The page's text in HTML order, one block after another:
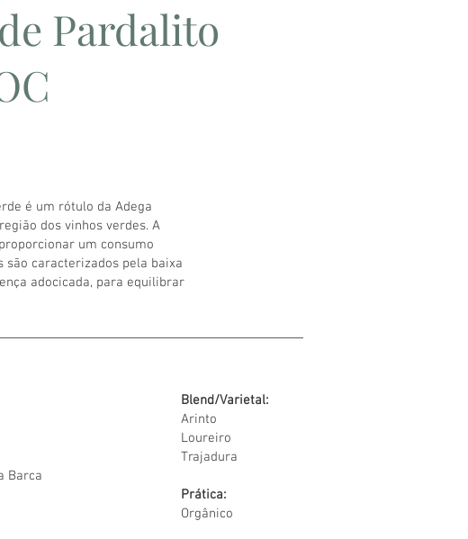
Pardalito
é um rótulo da Adega
dos vinhos verdes. A
um consumo
são caracterizados pela baixa
adocicada, para equilibrar
Barca
Blend/Varietal:
Arinto
Loureiro
Trajadura
Prática:
Orgânico